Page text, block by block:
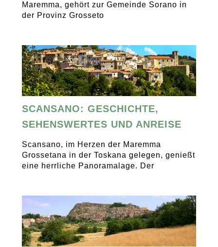
Maremma, gehört zur Gemeinde Sorano in
der Provinz Grosseto
SCANSANO: GESCHICHTE,
SEHENSWERTES UND ANREISE
Scansano, im Herzen der Maremma
Grossetana in der Toskana gelegen, genießt
eine herrliche Panoramalage. Der